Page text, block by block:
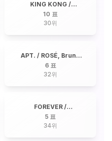
KING KONG /
TREASURE
10 표
30위
APT. / ROSÉ, Bruno
Mars
6 표
32위
FOREVER /
BABYMONSTER
5 표
34위